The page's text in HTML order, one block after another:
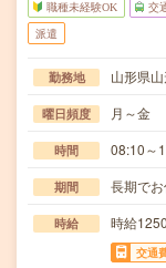
職種未経験OK 交
派遣
勤務地 山形県
曜日頻度 月～金
時間 08:10～
期間 長期で
時給 時給
交通